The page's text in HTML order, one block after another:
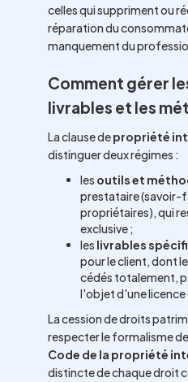
celles qui suppriment ou
réparation du
manquement du
Comment gérer
livrables et les
La clause depropriété
distinguer deux régimes :
les outils et
prestataire (savoir-
propriétaires), qui
exclusive ;
les livrables
pour le client, dont
cédés totalement,
l'objet d'une
La cession de droits
respecter le formalisme
Code de la propriété
distincte de chaque droit